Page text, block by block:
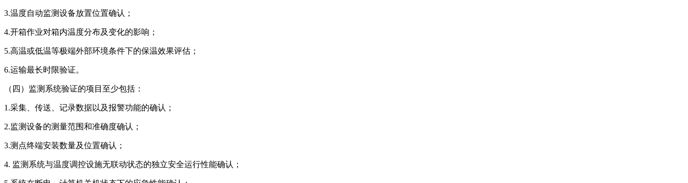
3.温度自动监测设备放置位置确认；
4.开箱作业对箱内温度分布及变化的影响；
5.高温或低温等极端外部环境条件下的保温效果评估；
6.运输最长时限验证。
（四）监测系统验证的项目至少包括：
1.采集、传送、记录数据以及报警功能的确认；
2.监测设备的测量范围和准确度确认；
3.测点终端安装数量及位置确认；
4. 监测系统与温度调控设施无联动状态的独立安全运行性能确认；